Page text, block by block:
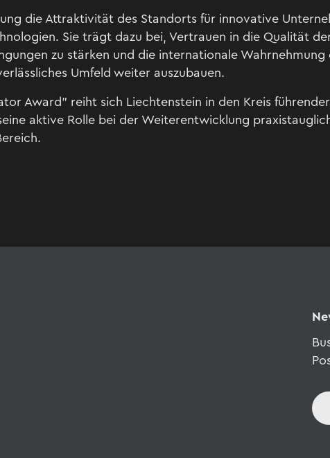
die Attraktivität des Standorts für innovative
Sie trägt dazu bei, Vertrauen in die Qualität
zu stärken und die internationale
Umfeld weiter auszubauen.
Award" reiht sich Liechtenstein in den Kreis
aktive Rolle bei der Weiterentwicklung